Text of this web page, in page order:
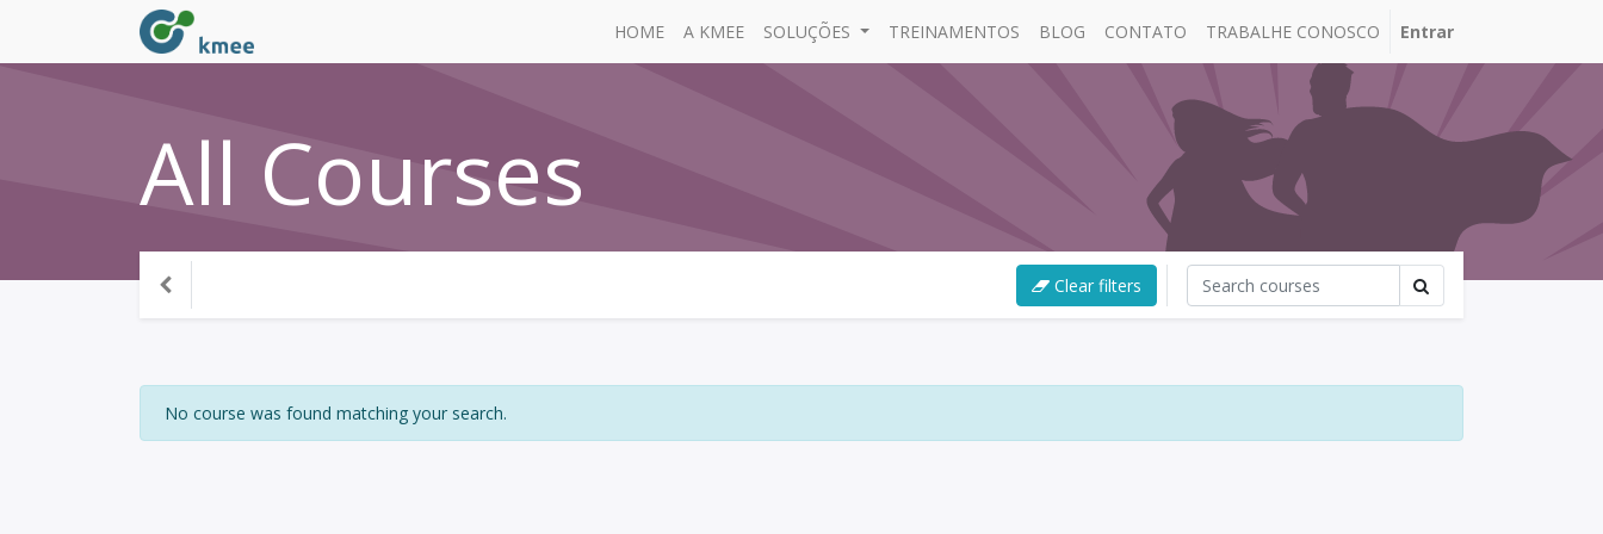
HOME A KMEE SOLUÇÕES TREINAMENTOS BLOG CONTATO TRABALHE CONOSCO Entrar
All Courses
Clear filters
No course was found matching your search.